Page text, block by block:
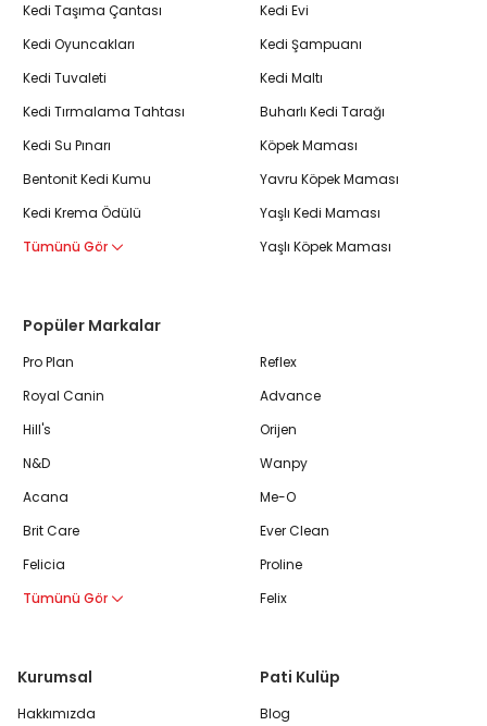
Kedi Taşıma Çantası
Kedi Oyuncakları
Kedi Tuvaleti
Kedi Tırmalama Tahtası
Kedi Su Pınarı
Bentonit Kedi Kumu
Kedi Krema Ödülü
Tümünü Gör
Kedi Evi
Kedi Şampuanı
Kedi Maltı
Buharlı Kedi Tarağı
Köpek Maması
Yavru Köpek Maması
Yaşlı Kedi Maması
Yaşlı Köpek Maması
Popüler Markalar
Pro Plan
Royal Canin
Hill's
N&D
Acana
Brit Care
Felicia
Tümünü Gör
Reflex
Advance
Orijen
Wanpy
Me-O
Ever Clean
Proline
Felix
Kurumsal
Hakkımızda
Pati Kulüp
Blog